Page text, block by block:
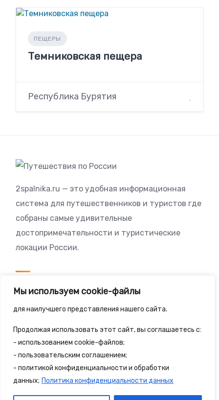
Мы используем cookie-файлы
для наилучшего представления нашего сайта.
Продолжая использовать этот сайт, вы соглашаетесь с:
- использованием cookie-файлов;
- пользовательским соглашением;
- политикой конфиденциальности и обработки
данных; Политика конфиденциальности данных
ПЕЩЕРЫ
Темниковская пещера
Республика Бурятия
2spalnika.ru — это удобная информационная
система для путешественников и туристов где
собраны самые удивительные
достопримечательности и туристические
локации России.
© 2025 - 2spalnika.ru Все права защищены.